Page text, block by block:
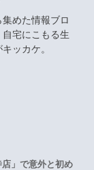
めた情報ブロ
自宅にこもる生
ッカケ。
」で意外と初め